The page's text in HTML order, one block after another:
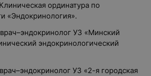
ординатура по
«Эндокринология».
УЗ «Минский
эндокринологический
УЗ «2-я городская